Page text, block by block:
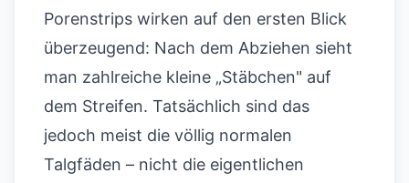
Porenstrips wirken auf den ersten Blick
überzeugend: Nach dem Abziehen sieht
man zahlreiche kleine „Stäbchen" auf
dem Streifen. Tatsächlich sind das
jedoch meist die völlig normalen
Talgfäden – nicht die eigentlichen